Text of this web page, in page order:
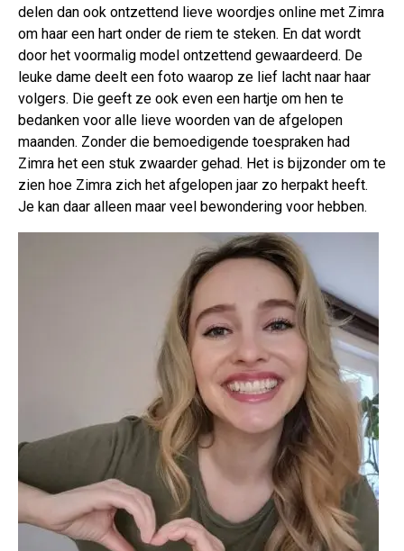
delen dan ook ontzettend lieve woordjes online met Zimra
om haar een hart onder de riem te steken. En dat wordt
door het voormalig model ontzettend gewaardeerd. De
leuke dame deelt een foto waarop ze lief lacht naar haar
volgers. Die geeft ze ook even een hartje om hen te
bedanken voor alle lieve woorden van de afgelopen
maanden. Zonder die bemoedigende toespraken had
Zimra het een stuk zwaarder gehad. Het is bijzonder om te
zien hoe Zimra zich het afgelopen jaar zo herpakt heeft.
Je kan daar alleen maar veel bewondering voor hebben.